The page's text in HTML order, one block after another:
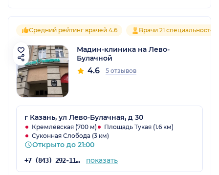
Средний рейтинг врачей 4.6 Врачи 21 специальностей
Мадин-клиника на Лево-
Булачной
4.6 5 отзывов
г Казань, ул Лево-Булачная, д 30
Кремлёвская (700 м)
Площадь Тукая (1.6 км)
Суконная Слобода (3 км)
Открыто до 21:00
+7 (843) 292-11-17 показать